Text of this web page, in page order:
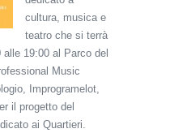
cultura, musica e
teatro che si terrà
19:00 al Parco del
Music
Improgramelot,
il progetto del
ai Quartieri.